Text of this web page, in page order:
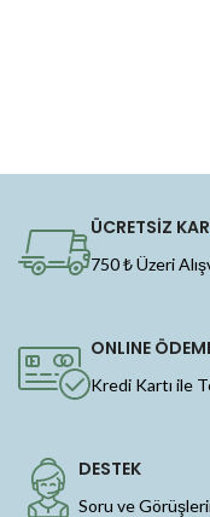
ÜCRETSİZ
750 ₺ Üzeri
ONLINE
Kredi Kartı ile
DESTEK
Soru ve